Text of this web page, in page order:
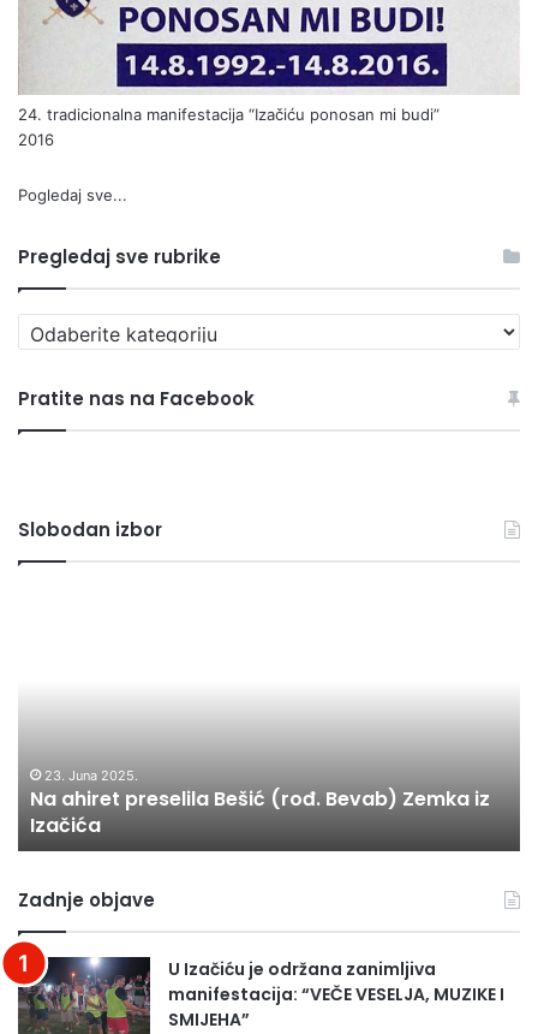
24. tradicionalna manifestacija “Izačiću ponosan mi budi”
2016
Pogledaj sve...
Pregledaj sve rubrike
Pregledaj
sve
Pratite nas na Facebook
Slobodan izbor
Izačića
23. Juna 2025.
Na ahiret preselila Bešić (rođ. Bevab) Zemka iz
Izačića
Zadnje objave
U Izačiću je održana zanimljiva
manifestacija: “VEČE VESELJA, MUZIKE I
SMIJEHA”